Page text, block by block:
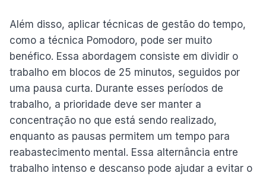
Além disso, aplicar técnicas de gestão do tempo,
como a técnica Pomodoro, pode ser muito
benéfico. Essa abordagem consiste em dividir o
trabalho em blocos de 25 minutos, seguidos por
uma pausa curta. Durante esses períodos de
trabalho, a prioridade deve ser manter a
concentração no que está sendo realizado,
enquanto as pausas permitem um tempo para
reabastecimento mental. Essa alternância entre
trabalho intenso e descanso pode ajudar a evitar o